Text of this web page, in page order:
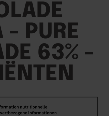
- PURE
63% -